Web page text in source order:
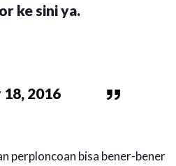
ke sini ya.
18, 2016
perploncoan bisa bener-bener